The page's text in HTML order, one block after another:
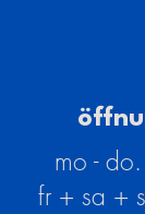
mo -
fr + sa +